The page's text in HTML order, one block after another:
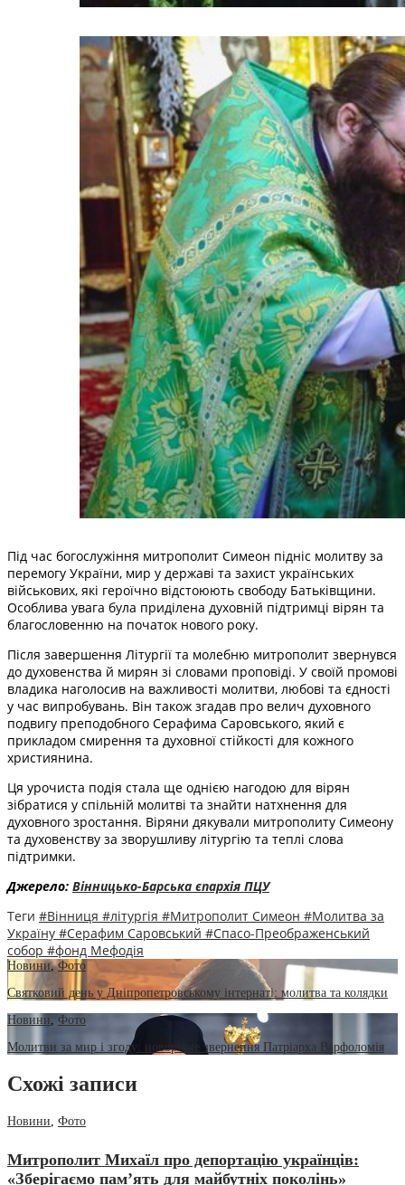
Під час богослужіння митрополит Симеон підніс молитву за
перемогу України, мир у державі та захист українських
військових, які героїчно відстоюють свободу Батьківщини.
Особлива увага була приділена духовній підтримці вірян та
благословенню на початок нового року.
Після завершення Літургії та молебню митрополит звернувся
до духовенства й мирян зі словами проповіді. У своїй промові
владика наголосив на важливості молитви, любові та єдності
у час випробувань. Він також згадав про велич духовного
подвигу преподобного Серафима Саровського, який є
прикладом смирення та духовної стійкості для кожного
християнина.
Ця урочиста подія стала ще однією нагодою для вірян
зібратися у спільній молитві та знайти натхнення для
духовного зростання. Віряни дякували митрополиту Симеону
та духовенству за зворушливу літургію та теплі слова
підтримки.
Джерело: Вінницько-Барська єпархія ПЦУ
Теги #Вінниця #літургія #Митрополит Симеон #Молитва за
Україну #Серафим Саровський #Спасо-Преображенський
собор #фонд Мефодія
Новини,Фото
Святковий день у Дніпропетровському інтернаті: молитва та колядки
Новини Фото
Молитви за мир і згоду: новорічне звернення Патріарха Варфоломія
Схожі записи
Новини, Фото
Митрополит Михаїл про депортацію українців:
«Зберігаємо пам’ять для майбутніх поколінь»